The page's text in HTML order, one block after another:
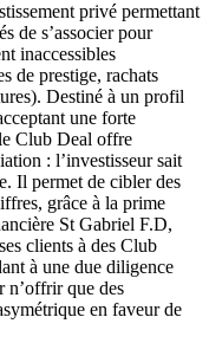
privé permettant
de s’associer pour
inaccessibles
de prestige, rachats
Destiné à un profil
une forte
Club Deal offre
: l’investisseur sait
Il permet de cibler des
grâce à la prime
St Gabriel F.D,
clients à des Club
à une due diligence
n’offrir que des
en faveur de